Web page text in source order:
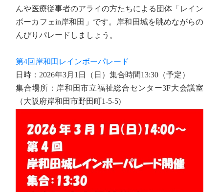
んや医療従事者のアライの方たちによる団体「レイン
ボーカフェin岸和田」です。岸和田城を眺めながらの
んびりパレードしましょう。
第4回岸和田レインボーパレード
日時：2026年3月1日（日）集合時間13:30（予定）
集合場所：岸和田市立福祉総合センター3F大会議室
（大阪府岸和田市野田町1-5-5)